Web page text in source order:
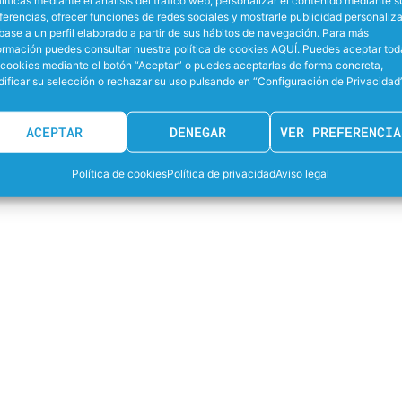
ofrecer funciones de redes sociales y mostrarle publicidad
a un perfil elaborado a partir de sus hábitos de navegación. Para más
puedes consultar nuestra política de cookies AQUÍ. Puedes aceptar
mediante el botón “Aceptar” o puedes aceptarlas de forma concreta,
su selección o rechazar su uso pulsando en “Configuración de
ACEPTAR DENEGAR VER
Política de cookiesPolítica de privacidadAviso legal
©2026 LEWaterpolo Web desarrollada por